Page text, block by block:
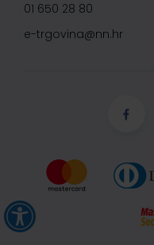
01 650 28 80
e-trgovina@nn.hr